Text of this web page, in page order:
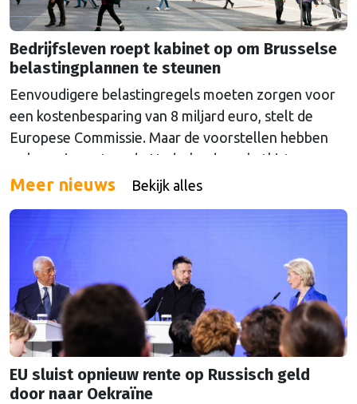
Bedrijfsleven roept kabinet op om Brusselse
belastingplannen te steunen
Eenvoudigere belastingregels moeten zorgen voor
een kostenbesparing van 8 miljard euro, stelt de
Europese Commissie. Maar de voorstellen hebben
ook een impact op de Nederlandse schatkist.
Meer nieuws Bekijk alles
EU sluist opnieuw rente op Russisch geld
door naar Oekraïne